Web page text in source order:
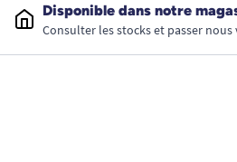
Disponible dans notre
Consulter les stocks et passer nous